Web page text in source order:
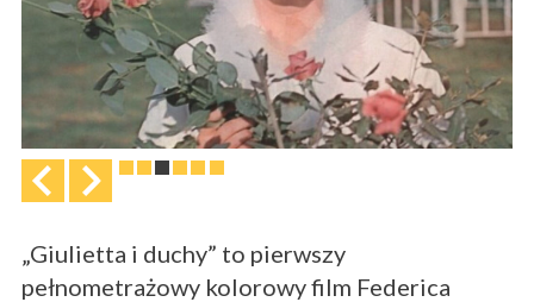
„Giulietta i duchy” to pierwszy
pełnometrażowy kolorowy film Federica